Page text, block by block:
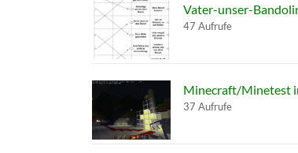
Vater-unser-
47 Aufrufe
Minecraft/Minetest
37 Aufrufe